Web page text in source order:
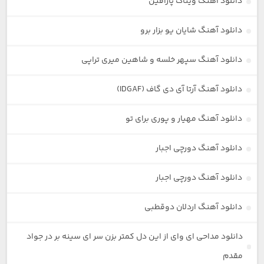
دانلود آهنگ شایان یو بزار برو
دانلود آهنگ سپهر خلسه و شاهین میری تراپی
دانلود آهنگ آرتا آی دی گاف (IDGAF)
دانلود آهنگ مهیار و پوری برای تو
دانلود آهنگ دورچی اجبار
دانلود آهنگ دورچی اجبار
دانلود آهنگ اردلان دوقطبی
دانلود مداحی ای وای از این دل کمتر بزن سر ای سینه بر در جواد
مقدم